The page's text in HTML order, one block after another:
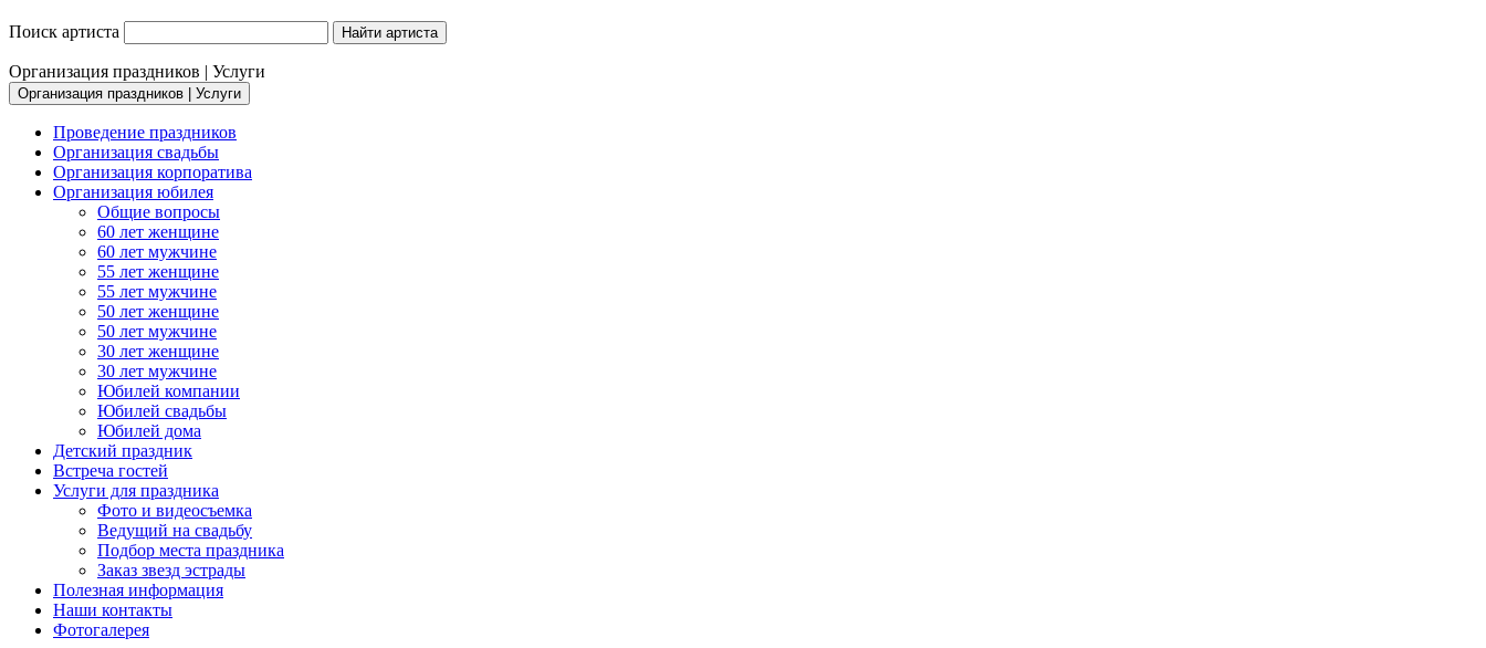
Поиск артиста
Организация праздников | Услуги
Организация праздников | Услуги
Проведение праздников
Организация свадьбы
Организация корпоратива
Организация юбилея
Общие вопросы
60 лет женщине
60 лет мужчине
55 лет женщине
55 лет мужчине
50 лет женщине
50 лет мужчине
30 лет женщине
30 лет мужчине
Юбилей компании
Юбилей свадьбы
Юбилей дома
Детский праздник
Встреча гостей
Услуги для праздника
Фото и видеосъемка
Ведущий на свадьбу
Подбор места праздника
Заказ звезд эстрады
Полезная информация
Наши контакты
Фотогалерея